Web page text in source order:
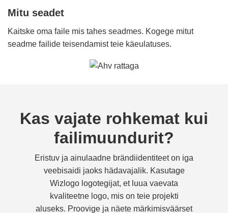
Mitu seadet
Kaitske oma faile mis tahes seadmes. Kogege mitut
seadme failide teisendamist teie käeulatuses.
Kas vajate rohkemat kui
failimuundurit?
Eristuv ja ainulaadne brändiidentiteet on iga
veebisaidi jaoks hädavajalik. Kasutage
Wizlogo logotegijat, et luua vaevata
kvaliteetne logo, mis on teie projekti
aluseks. Proovige ja näete märkimisväärset